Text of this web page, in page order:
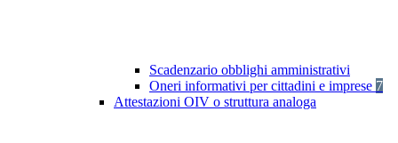
Scadenzario obblighi amministrativi
Oneri informativi per cittadini e imprese 7
Attestazioni OIV o struttura analoga